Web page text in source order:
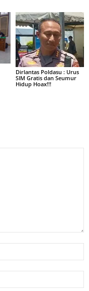
Dirlantas Poldasu : Urus
SIM Gratis dan Seumur
Hidup Hoax!!!